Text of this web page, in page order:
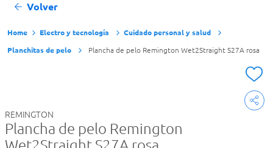
Volver
Electro y tecnología
Cuidado personal y salud
Planchitas de pelo
Plancha de pelo Remington Wet2Straight S27A rosa
REMINGTON
Plancha de pelo Remington
Yerba
Cerveza
Doves